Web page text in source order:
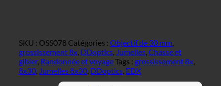
SKU : OSS078 Catégories : Objectif de 30 mm,
grossissement 8x, DDoptics, Jumelles, Chasse et
gibier, Randonnée et voyageTags : grossissement 8x,
8x30, Jumelles 8x30, DDoptics, EDX